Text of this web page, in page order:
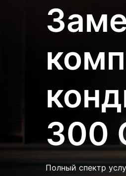
300
Полный спектр